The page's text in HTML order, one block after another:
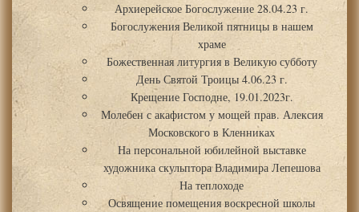
Архиерейское Богослужение 28.04.23 г.
Богослужения Великой пятницы в нашем
храме
Божественная литургия в Великую субботу
День Святой Троицы 4.06.23 г.
Крещение Господне, 19.01.2023г.
Молебен с акафистом у мощей прав. Алексия
Московского в Кленниках
На персональной юбилейной выставке
художника скульптора Владимира Лепешова
На теплоходе
Освящение помещения воскресной школы